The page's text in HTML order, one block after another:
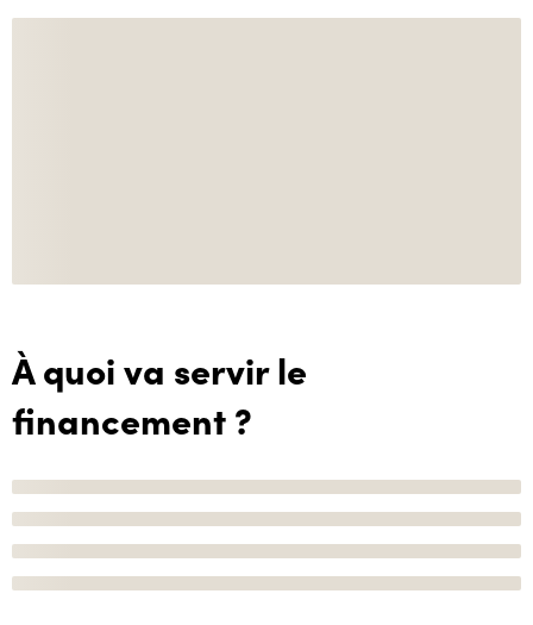
À quoi va servir le
financement ?